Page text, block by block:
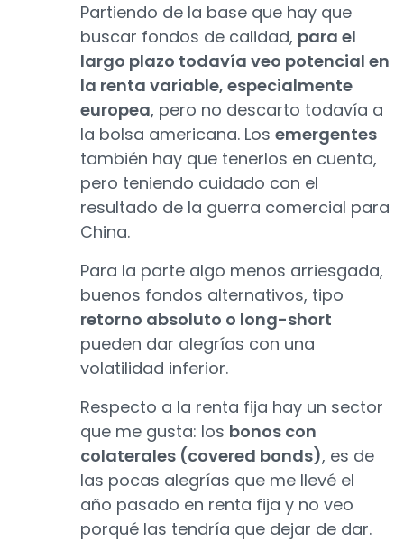
Partiendo de la base que hay que
buscar fondos de calidad, para el
largo plazo todavía veo potencial en
la renta variable, especialmente
europea, pero no descarto todavía a
la bolsa americana. Los emergentes
también hay que tenerlos en cuenta,
pero teniendo cuidado con el
resultado de la guerra comercial para
China.
Para la parte algo menos arriesgada,
buenos fondos alternativos, tipo
retorno absoluto o long-short
pueden dar alegrías con una
volatilidad inferior.
Respecto a la renta fija hay un sector
que me gusta: los bonos con
colaterales (covered bonds), es de
las pocas alegrías que me llevé el
año pasado en renta fija y no veo
porqué las tendría que dejar de dar.